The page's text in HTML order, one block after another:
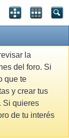
la
del foro. Si
que te
y crear tus
Si quieres
de tu interés